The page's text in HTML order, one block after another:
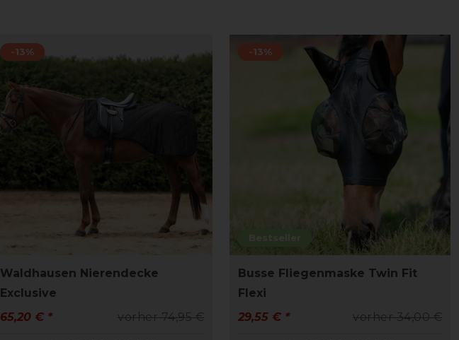
-13%
Waldhausen Nierendecke
Exclusive
vorher 74,95 €
65,20 € *
Bestseller
-13%
Busse Fliegenmaske Twin Fit
Flexi
vorher 34,00 €
29,55 € *